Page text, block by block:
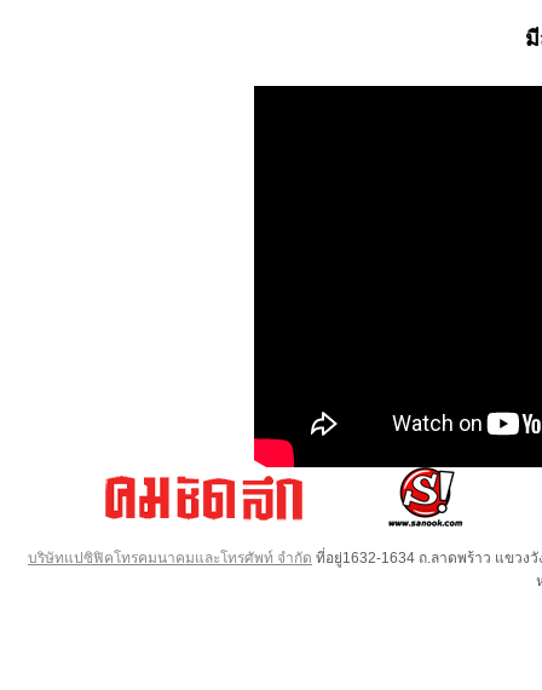
บริษัทแปซิฟิคโทรคมนาคมและโทรศัพท์ จำกัด ที่อยู่1632-1634 ถ.ลาดพร้าว แขวง